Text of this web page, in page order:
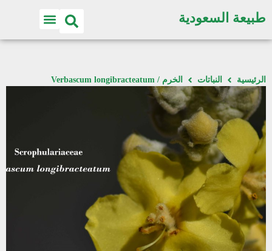
طبيعة السعودية
الرئيسية النباتات الخرم / Verbascum longibracteatum